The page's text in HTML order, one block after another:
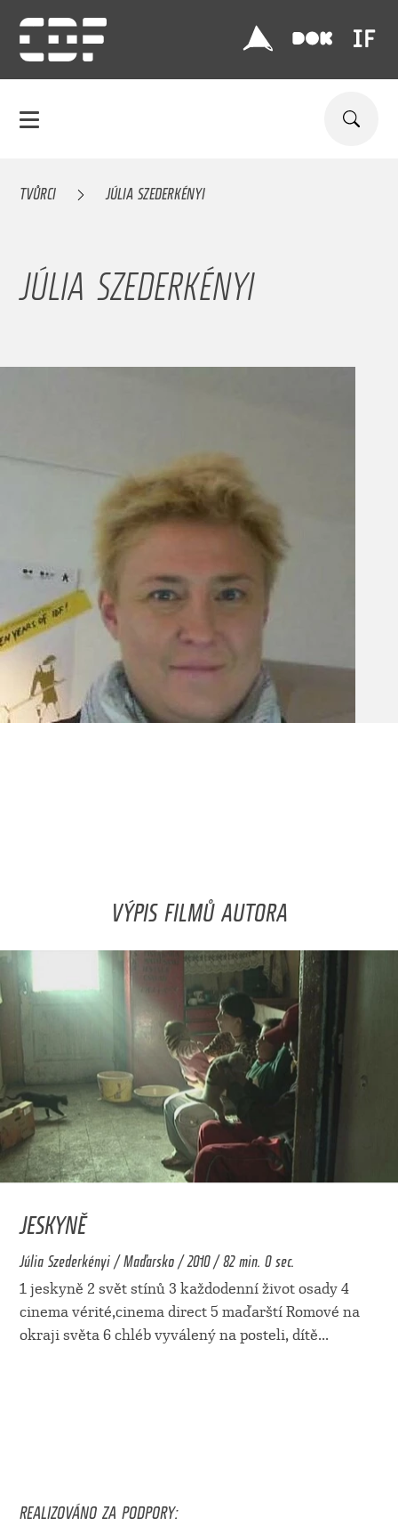
TVŮRCI JÚLIA SZEDERKÉNYI
JÚLIA SZEDERKÉNYI
VÝPIS FILMŮ AUTORA
JESKYNĚ
Júlia Szederkényi / Maďarsko / 2010 / 82 min. 0 sec.
1 jeskyně 2 svět stínů 3 každodenní život osady 4
cinema vérité,cinema direct 5 maďarští Romové na
okraji světa 6 chléb vyválený na posteli, dítě...
REALIZOVÁNO ZA PODPORY: